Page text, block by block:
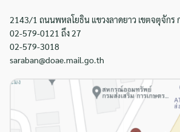
2143/1 ถนนพหลโยธิน แขวงลาดยาว เขตจตุจักร
02-579-0121 ถึง 27
02-579-3018
saraban@doae.mail.go.th